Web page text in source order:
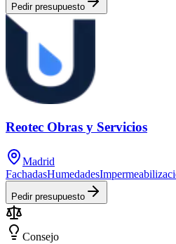
Pedir presupuesto
Reotec Obras y Servicios
Madrid
FachadasHumedades
Pedir presupuesto
Consejo